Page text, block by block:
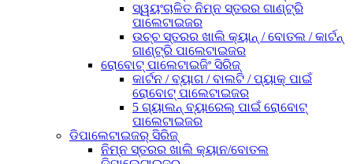
ସ୍ୱୟଂଚାଳିତ ନିମ୍ନ ସ୍ତରର ଗାଣ୍ଟ୍ରି
ପାଲେଟାଇଜର
ଉଚ୍ଚ ସ୍ତରର ଖାଲି କ୍ୟାନ୍ / ବୋତଲ / କାର୍ଟନ୍
ଗାଣ୍ଟ୍ରି ପାଲେଟାଇଜର
ରୋବୋଟ୍ ପାଲେଟାଇଜିଂ ସିରିଜ୍
କାର୍ଟନ / ବ୍ୟାଗ / ବାଲଟି / ପ୍ୟାକ୍ ପାଇଁ
ରୋବୋଟ୍ ପାଲେଟାଇଜର
5 ଗ୍ୟାଲନ୍ ବ୍ୟାରେଲ୍ ପାଇଁ ରୋବୋଟ୍
ପାଲେଟାଇଜର
ଡିପାଲେଟାଇଜର୍ ସିରିଜ୍
ନିମ୍ନ ସ୍ତରର ଖାଲି କ୍ୟାନ/ବୋତଲ